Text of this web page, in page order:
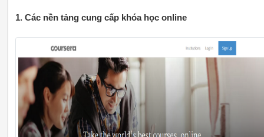
1. Các nền tảng cung cấp khóa học online